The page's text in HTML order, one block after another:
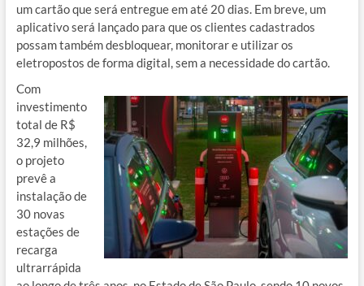
um cartão que será entregue em até 20 dias. Em breve, um
aplicativo será lançado para que os clientes cadastrados
possam também desbloquear, monitorar e utilizar os
eletropostos de forma digital, sem a necessidade do cartão.
Com
investimento
total de R$
32,9 milhões,
o projeto
prevê a
instalação de
30 novas
estações de
recarga
ultrarrápida